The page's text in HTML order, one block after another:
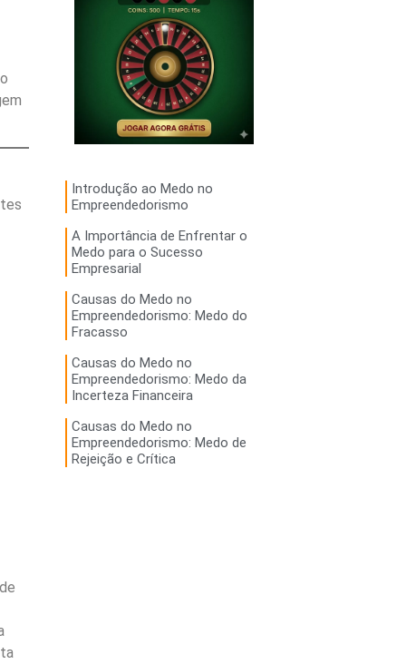
Introdução ao Medo no
Empreendedorismo
A Importância de Enfrentar o
Medo para o Sucesso
Empresarial
Causas do Medo no
Empreendedorismo: Medo do
Fracasso
Causas do Medo no
Empreendedorismo: Medo da
Incerteza Financeira
Causas do Medo no
Empreendedorismo: Medo de
Rejeição e Crítica